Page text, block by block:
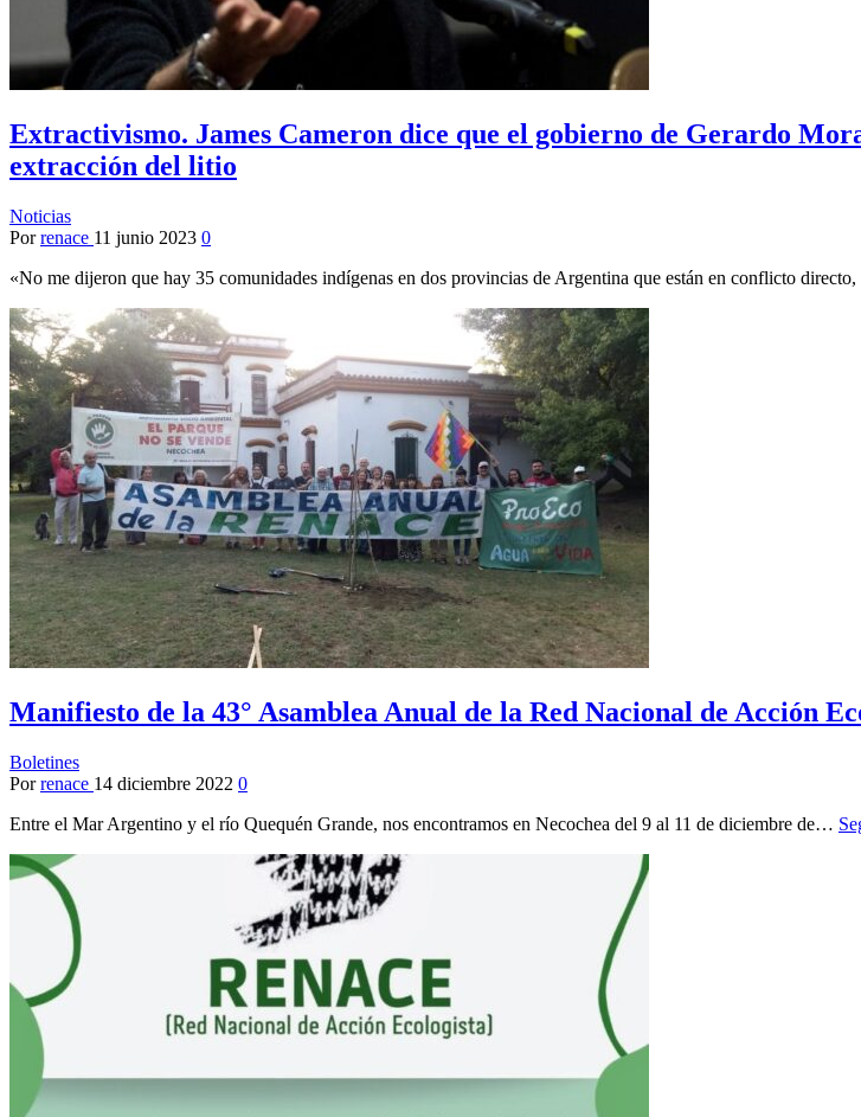
Extractivismo. James Cameron dice que el gobierno de Gerardo
extracción del litio
Noticias
Por renace 11 junio 2023 0
«No me dijeron que hay 35 comunidades indígenas en dos provincias de Argentina que están en conflicto
Manifiesto de la 43° Asamblea Anual de la Red Nacional de Acción
Boletines
Por renace 14 diciembre 2022 0
Entre el Mar Argentino y el río Quequén Grande, nos encontramos en Necochea del 9 al 11 de diciembre de…